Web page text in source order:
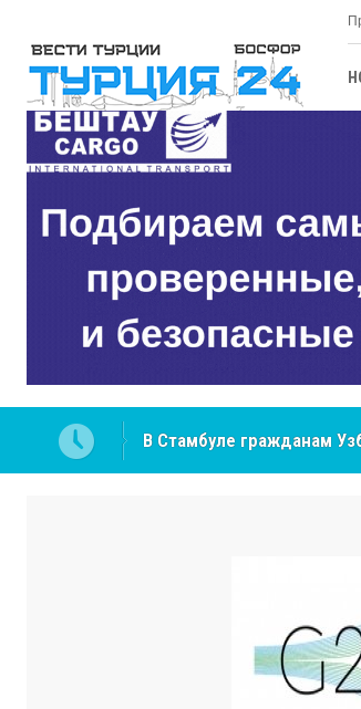
В Стамбуле гражданам
NCS Jeans: турецкий